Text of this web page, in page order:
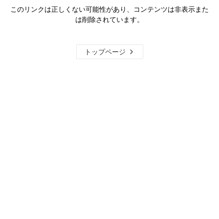
このリンクは正しくない可能性があり、コンテンツは非表示また
は削除されています。
トップページ